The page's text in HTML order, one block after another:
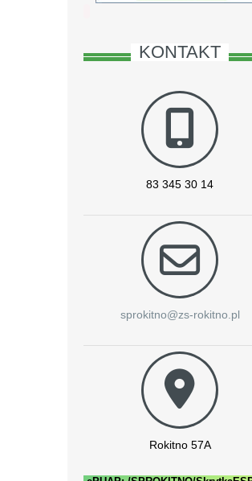
KONTAKT
83 345 30 14
sprokitno@zs-rokitno.pl
Rokitno 57A